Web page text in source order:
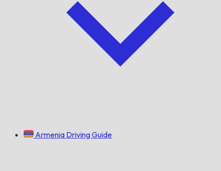
Armenia Driving Guide